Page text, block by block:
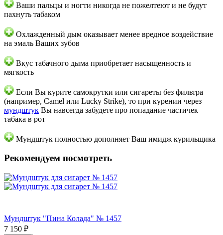
Ваши пальцы и ногти никогда не пожелтеют и не будут
пахнуть табаком
Охлажденный дым оказывает менее вредное воздействие
на эмаль Ваших зубов
Вкус табачного дыма приобретает насыщенность и
мягкость
Если Вы курите самокрутки или сигареты без фильтра
(например, Camel или Lucky Strike), то при курении через
мундштук Вы навсегда забудете про попадание частичек
табака в рот
Мундштук полностью дополняет Ваш имидж курильщика
Рекомендуем посмотреть
Мундштук "Пина Колада" № 1457
7 150 ₽